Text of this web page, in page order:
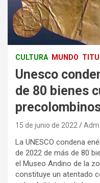
CULTURA MUNDO
Unesco
de 80 bienes
15 de junio de 2022 Adm
La UNESCO condena
de 2022 de más de 80
el Museo Andino de la
constituye un atentado